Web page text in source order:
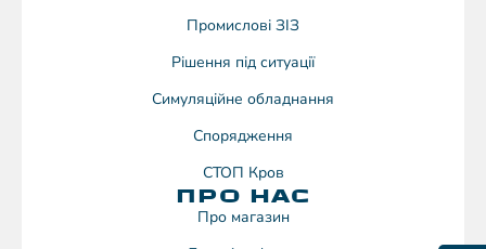
Промислові ЗІЗ
Рішення під ситуації
Симуляційне обладнання
Спорядження
СТОП Кров
ПРО НАС
Про магазин